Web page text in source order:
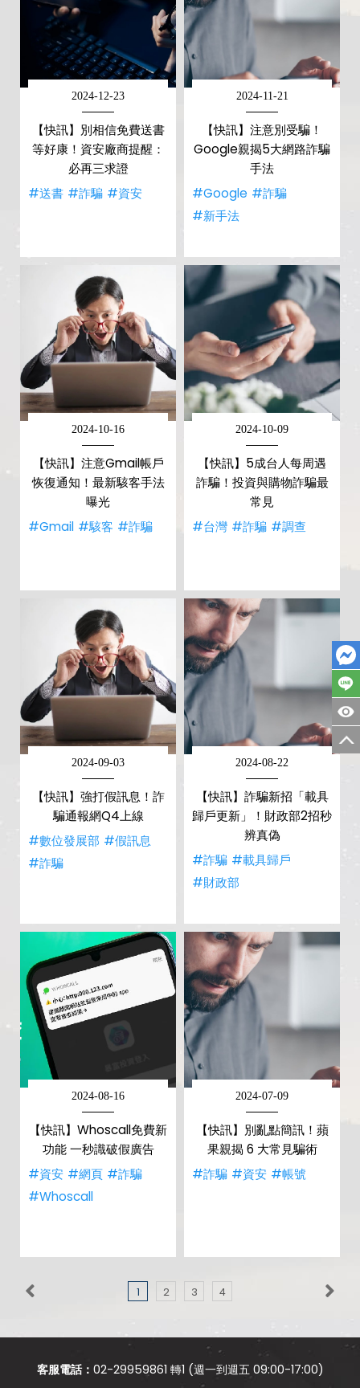
2024-12-23
【快訊】別相信免費送書
等好康！資安廠商提醒：
必再三求證
#送書 #詐騙 #資安
2024-11-21
【快訊】注意別受騙！
Google親揭5大網路詐騙
手法
#Google #詐騙
#新手法
2024-10-16
【快訊】注意Gmail帳戶
恢復通知！最新駭客手法
曝光
#Gmail #駭客 #詐騙
2024-10-09
【快訊】5成台人每周遇
詐騙！投資與購物詐騙最
常見
#台灣 #詐騙 #調查
2024-09-03
【快訊】強打假訊息！詐
騙通報網Q4上線
#數位發展部 #假訊息
#詐騙
2024-08-22
【快訊】詐騙新招「載具
歸戶更新」！財政部2招秒
辨真偽
#詐騙 #載具歸戶
#財政部
2024-08-16
【快訊】Whoscall免費新
功能 一秒識破假廣告
#資安 #網頁 #詐騙
#Whoscall
2024-07-09
【快訊】別亂點簡訊！蘋
果親揭 6 大常見騙術
#詐騙 #資安 #帳號
1 2 3 4
客服電話： 02-29959861 轉1 (週一到週五 09:00-17:00)